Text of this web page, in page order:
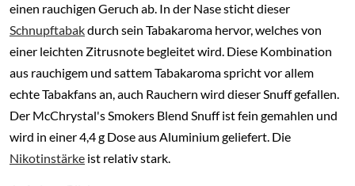
einen rauchigen Geruch ab. In der Nase sticht dieser
Schnupftabakdurch sein Tabakaroma hervor, welches von
einer leichten Zitrusnote begleitet wird. Diese Kombination
aus rauchigem und sattem Tabakaroma spricht vor allem
echte Tabakfans an, auch Rauchern wird dieser Snuff gefallen.
Der McChrystal's Smokers Blend Snuff ist fein gemahlen und
wird in einer 4,4 g Dose aus Aluminium geliefert. Die
Nikotinstärke ist relativ stark.